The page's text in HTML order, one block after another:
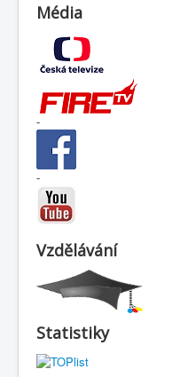
Média
-
-
Vzdělávání
Statistiky